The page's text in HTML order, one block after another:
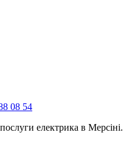
08 54
електрика в Мерсіні.